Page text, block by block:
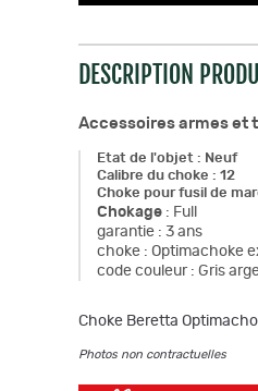
DESCRIPTION
Accessoires armes et
Etat de l'objet : Neuf
Calibre du choke : 12
Choke pour fusil de
Chokage : Full
garantie : 3 ans
choke : Optimachoke
code couleur : Gris
Choke Beretta
Photos non contractuelles